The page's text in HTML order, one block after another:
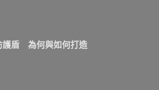
護盾 為何與如何打造